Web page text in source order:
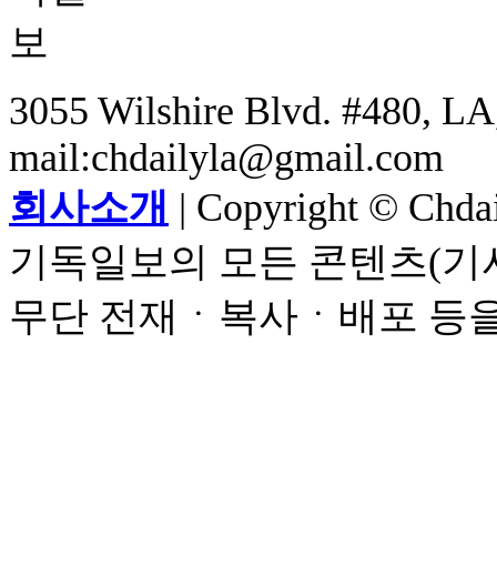
3055 Wilshire Blvd. #480,
mail:chdailyla@gmail.com
회사소개 | Copyright ©
기독일보의 모든 콘텐츠(
무단 전재ㆍ복사ㆍ배포 등